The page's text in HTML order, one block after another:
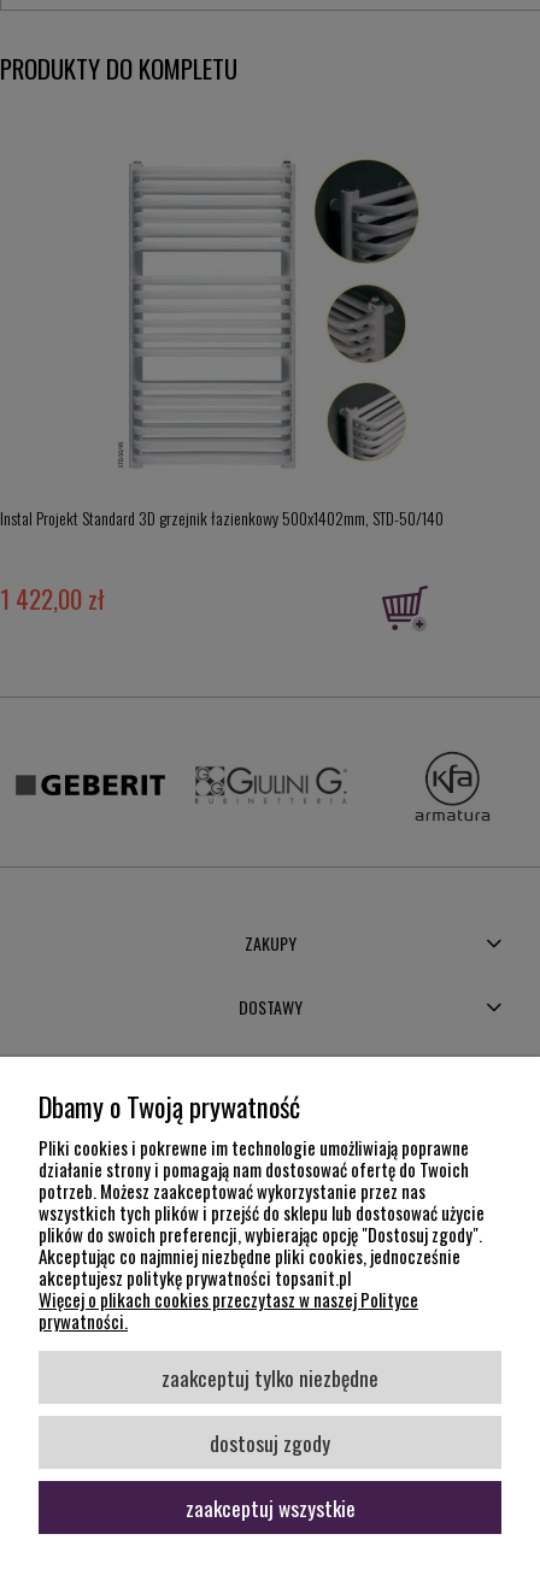
PRODUKTY DO KOMPLETU
Instal Projekt Standard 3D grzejnik łazienkowy 500x1402mm, STD-50/140
1 422,00 zł
ZAKUPY
DOSTAWY
POMOC
INFORMACJE
KONTAKT
12 307 26 20
Kraków, 30-704 Na Dołach 8
SOCIAL MEDIA
Śledź nas
pokaż pełną wersję strony
Dbamy o Twoją prywatność
Pliki cookies i pokrewne im technologie umożliwiają poprawne
działanie strony i pomagają nam dostosować ofertę do Twoich
potrzeb. Możesz zaakceptować wykorzystanie przez nas
wszystkich tych plików i przejść do sklepu lub dostosować użycie
plików do swoich preferencji, wybierając opcję "Dostosuj zgody".
Akceptując co najmniej niezbędne pliki cookies, jednocześnie
akceptujesz politykę prywatności topsanit.pl
Więcej o plikach cookies przeczytasz w naszej Polityce
prywatności.
zaakceptuj tylko niezbędne
dostosuj zgody
zaakceptuj wszystkie